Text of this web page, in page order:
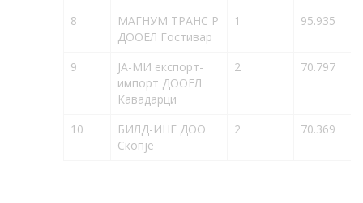
8
МАГНУМ ТРАНС Р
ДООЕЛ Гостивар
1 95.935
9
ЈА-МИ експорт-
импорт ДООЕЛ
Кавадарци
2 70.797
10
БИЛД-ИНГ ДОО
Скопје
2 70.369